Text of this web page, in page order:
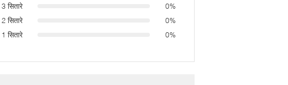
3 सितारे
0%
2 सितारे
0%
1 सितारे
0%